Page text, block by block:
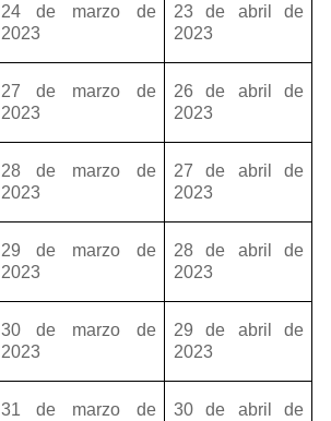
24 de marzo de
2023
23 de abril de
2023
27 de marzo de
2023
26 de abril de
2023
28 de marzo de
2023
27 de abril de
2023
29 de marzo de
2023
28 de abril de
2023
30 de marzo de
2023
29 de abril de
2023
31 de marzo de
30 de abril de